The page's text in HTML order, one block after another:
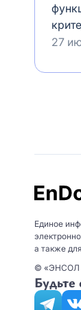
27
Единое
а также
© «ЭНСОЛ